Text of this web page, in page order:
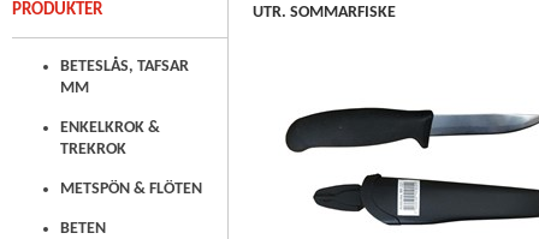
PRODUKTER
BETESLÅS, TAFSAR
MM
ENKELKROK &
TREKROK
METSPÖN & FLÖTEN
BETEN
UTR. SOMMARFISKE